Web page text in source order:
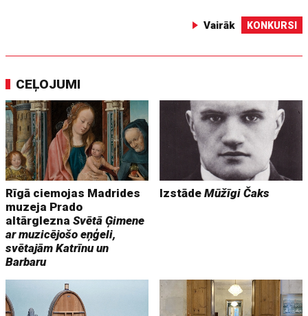
Vairāk KONKURSI
CEĻOJUMI
Rīgā ciemojas Madrides
muzeja Prado
altārgleznaSvētā Ģimene
ar muzicējošo eņģeli,
svētajām Katrīnu un
Barbaru
IzstādeMūžīgi Čaks